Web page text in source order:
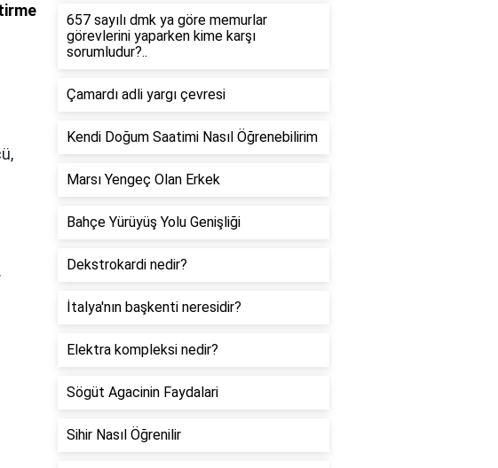
657 sayılı dmk ya göre memurlar
görevlerini yaparken kime karşı
sorumludur?..
Çamardı adli yargı çevresi
Kendi Doğum Saatimi Nasıl Öğrenebilirim
Marsı Yengeç Olan Erkek
Bahçe Yürüyüş Yolu Genişliği
Dekstrokardi nedir?
İtalya'nın başkenti neresidir?
Elektra kompleksi nedir?
Sögüt Agacinin Faydalari
Sihir Nasıl Öğrenilir